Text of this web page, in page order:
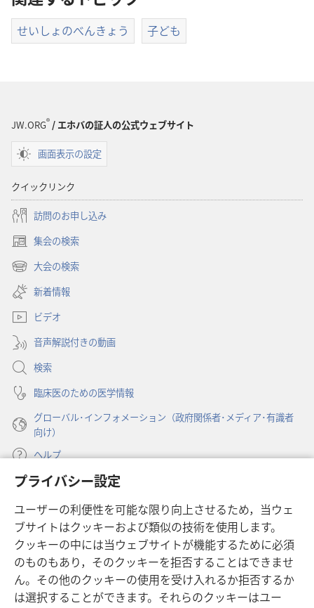
プライバシー設定
ユーザーの利便性を可能な限り向上させるため，当ウェ
ブサイトはクッキーおよび類似の技術を使用します。
クッキーの中には当ウェブサイトが機能するために必須
のものもあり，そのクッキーを拒否することはできませ
ん。その他のクッキーの使用を受け入れるか拒否するか
は選択することができます。それらのクッキーはユー
せいしょのべんきょう 子ども
JW.ORG® / エホバの証人の公式ウェブサイト
画面表示の設定
クイックリンク
訪問のお申し込み
集会の検索
（新
し
タ
で
開
く）
大会の検索
（新
し
い
タ
ブ
で
開
く）
新着情報
ビデオ
音声解説付きの動画
検索
臨床医のための医学情報
グローバル･インフォメーション（政府関係者･メディア･有識者
向け）
ヘルプ
寄付
し
い
タ
ブ
で
開
く）
ものみの塔 オンライン・ライブラリー
（新
し
い
タ
ブ
JW Hub ®
（新
し
い
JW Library